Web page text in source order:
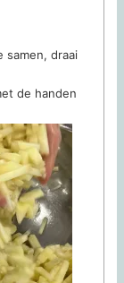
samen, draai
de handen